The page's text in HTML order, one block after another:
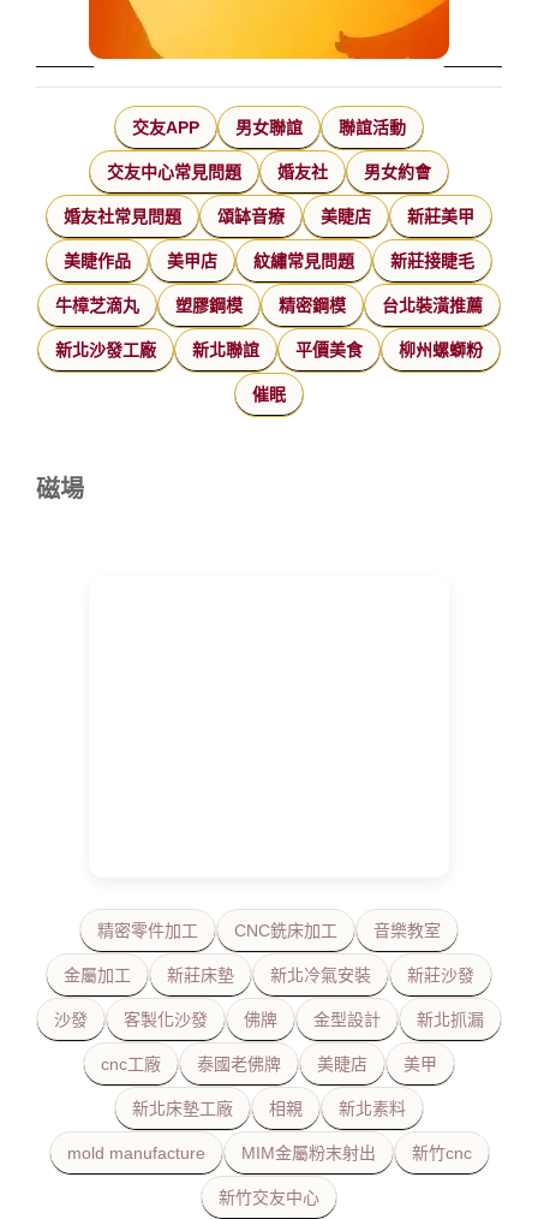
交友APP 男女聯誼 聯誼活動
交友中心常見問題 婚友社 男女約會
婚友社常見問題 頌缽音療 美睫店 新莊美甲
美睫作品 美甲店 紋繡常見問題 新莊接睫毛
牛樟芝滴丸 塑膠鋼模 精密鋼模 台北裝潢推薦
新北沙發工廠 新北聯誼 平價美食 柳州螺螄粉
催眠
磁場
精密零件加工 CNC銑床加工 音樂教室
金屬加工 新莊床墊 新北冷氣安裝 新莊沙發
沙發 客製化沙發 佛牌 金型設計 新北抓漏
cnc工廠 泰國老佛牌 美睫店 美甲
新北床墊工廠 相親 新北素料
mold manufacture MIM金屬粉末射出 新竹cnc
新竹交友中心